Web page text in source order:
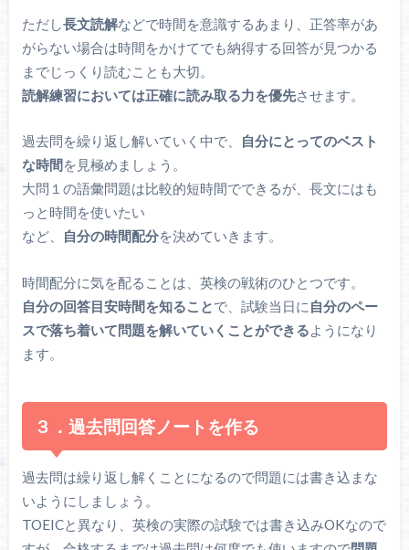
ただし長文読解などで時間を意識するあまり、正答率があ
がらない場合は時間をかけてでも納得する回答が見つかる
までじっくり読むことも大切。
読解練習においては正確に読み取る力を優先させます。
過去問を繰り返し解いていく中で、
自分にとってのベスト
な時間を見極めましょう。
大問１の語彙問題は比較的短時間でできるが、長文にはも
っと時間を使いたい
など、
自分の時間配分を決めていきます。
時間配分に気を配ることは、英検の戦術のひとつです。
自分の回答目安時間を知ることで、試験当日に 自分のペー
スで落ち着いて問題を解いていくことができるようになり
ます。
３．過去問回答ノートを作る
過去問は繰り返し解くことになるので問題には書き込まな
いようにしましょう。
TOEICと異なり、英検の実際の試験では書き込みOKなので